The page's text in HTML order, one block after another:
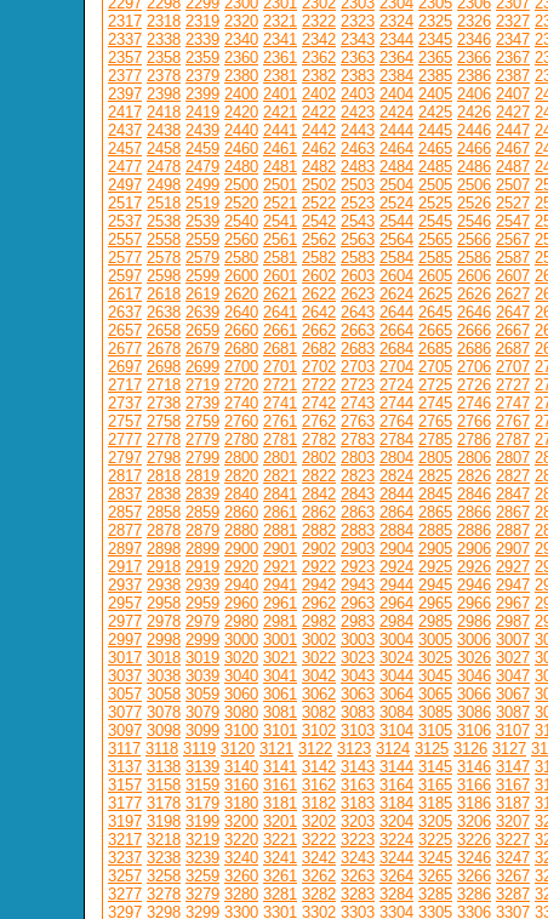
2317 2318 2319 2320 2321 2322 2323 2324 2325 2326 2327
2337 2338 2339 2340 2341 2342 2343 2344 2345 2346 2347
2357 2358 2359 2360 2361 2362 2363 2364 2365 2366 2367
2377 2378 2379 2380 2381 2382 2383 2384 2385 2386 2387
2397 2398 2399 2400 2401 2402 2403 2404 2405 2406 2407
2417 2418 2419 2420 2421 2422 2423 2424 2425 2426 2427
2437 2438 2439 2440 2441 2442 2443 2444 2445 2446 2447
2457 2458 2459 2460 2461 2462 2463 2464 2465 2466 2467
2477 2478 2479 2480 2481 2482 2483 2484 2485 2486 2487
2497 2498 2499 2500 2501 2502 2503 2504 2505 2506 2507
2517 2518 2519 2520 2521 2522 2523 2524 2525 2526 2527
2537 2538 2539 2540 2541 2542 2543 2544 2545 2546 2547
2557 2558 2559 2560 2561 2562 2563 2564 2565 2566 2567
2577 2578 2579 2580 2581 2582 2583 2584 2585 2586 2587
2597 2598 2599 2600 2601 2602 2603 2604 2605 2606 2607
2617 2618 2619 2620 2621 2622 2623 2624 2625 2626 2627
2637 2638 2639 2640 2641 2642 2643 2644 2645 2646 2647
2657 2658 2659 2660 2661 2662 2663 2664 2665 2666 2667
2677 2678 2679 2680 2681 2682 2683 2684 2685 2686 2687
2697 2698 2699 2700 2701 2702 2703 2704 2705 2706 2707
2717 2718 2719 2720 2721 2722 2723 2724 2725 2726 2727
2737 2738 2739 2740 2741 2742 2743 2744 2745 2746 2747
2757 2758 2759 2760 2761 2762 2763 2764 2765 2766 2767
2777 2778 2779 2780 2781 2782 2783 2784 2785 2786 2787
2797 2798 2799 2800 2801 2802 2803 2804 2805 2806 2807
2817 2818 2819 2820 2821 2822 2823 2824 2825 2826 2827
2837 2838 2839 2840 2841 2842 2843 2844 2845 2846 2847
2857 2858 2859 2860 2861 2862 2863 2864 2865 2866 2867
2877 2878 2879 2880 2881 2882 2883 2884 2885 2886 2887
2897 2898 2899 2900 2901 2902 2903 2904 2905 2906 2907
2917 2918 2919 2920 2921 2922 2923 2924 2925 2926 2927
2937 2938 2939 2940 2941 2942 2943 2944 2945 2946 2947
2957 2958 2959 2960 2961 2962 2963 2964 2965 2966 2967
2977 2978 2979 2980 2981 2982 2983 2984 2985 2986 2987
2997 2998 2999 3000 3001 3002 3003 3004 3005 3006 3007
3017 3018 3019 3020 3021 3022 3023 3024 3025 3026 3027
3037 3038 3039 3040 3041 3042 3043 3044 3045 3046 3047
3057 3058 3059 3060 3061 3062 3063 3064 3065 3066 3067
3077 3078 3079 3080 3081 3082 3083 3084 3085 3086 3087
3097 3098 3099 3100 3101 3102 3103 3104 3105 3106 3107
3117 3118 3119 3120 3121 3122 3123 3124 3125 3126 3127
3137 3138 3139 3140 3141 3142 3143 3144 3145 3146 3147
3157 3158 3159 3160 3161 3162 3163 3164 3165 3166 3167
3177 3178 3179 3180 3181 3182 3183 3184 3185 3186 3187
3197 3198 3199 3200 3201 3202 3203 3204 3205 3206 3207
3217 3218 3219 3220 3221 3222 3223 3224 3225 3226 3227
3237 3238 3239 3240 3241 3242 3243 3244 3245 3246 3247
3257 3258 3259 3260 3261 3262 3263 3264 3265 3266 3267
3277 3278 3279 3280 3281 3282 3283 3284 3285 3286 3287
3297 3298 3299 3300 3301 3302 3303 3304 3305 3306 3307